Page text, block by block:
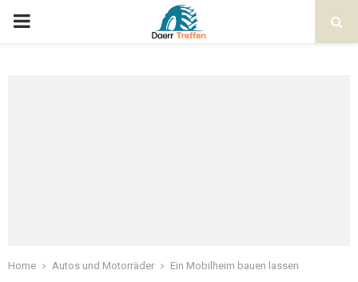
Home Autos und Motorräder Ein Mobilheim bauen lassen